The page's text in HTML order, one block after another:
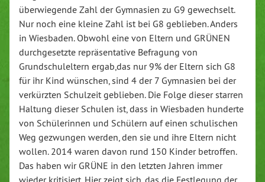
überwiegende Zahl der Gymnasien zu G9 gewechselt.
Nur noch eine kleine Zahl ist bei G8 geblieben. Anders
in Wiesbaden. Obwohl eine von Eltern und GRÜNEN
durchgesetzte repräsentative Befragung von
Grundschuleltern ergab,das nur 9% der Eltern sich G8
für ihr Kind wünschen, sind 4 der 7 Gymnasien bei der
verkürzten Schulzeit geblieben. Die Folge dieser starren
Haltung dieser Schulen ist, dass in Wiesbaden hunderte
von Schülerinnen und Schülern auf einen schulischen
Weg gezwungen werden, den sie und ihre Eltern nicht
wollen. 2014 waren davon rund 150 Kinder betroffen.
Das haben wir GRÜNE in den letzten Jahren immer